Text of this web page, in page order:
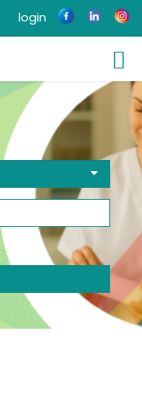
login